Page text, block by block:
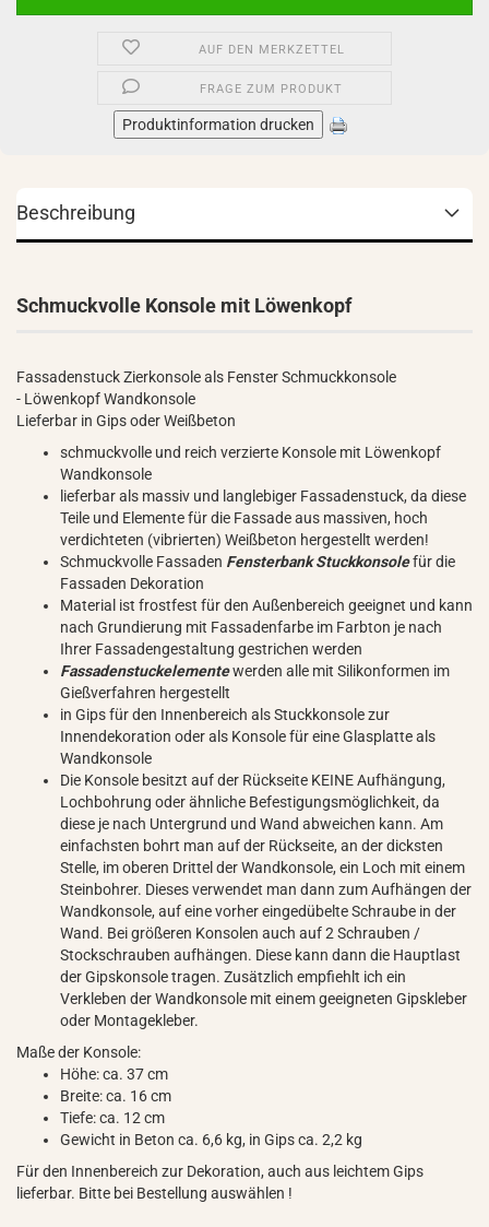
AUF DEN MERKZETTEL
FRAGE ZUM PRODUKT
Produktinformation drucken
Beschreibung
Schmuckvolle Konsole mit Löwenkopf
Fassadenstuck Zierkonsole als Fenster Schmuckkonsole
- Löwenkopf Wandkonsole
Lieferbar in Gips oder Weißbeton
schmuckvolle und reich verzierte Konsole mit Löwenkopf
Wandkonsole
lieferbar als massiv und langlebiger Fassadenstuck, da diese
Teile und Elemente für die Fassade aus massiven, hoch
verdichteten (vibrierten) Weißbeton hergestellt werden!
Schmuckvolle Fassaden Fensterbank Stuckkonsolefür die
Fassaden Dekoration
Material ist frostfest für den Außenbereich geeignet und kann
nach Grundierung mit Fassadenfarbe im Farbton je nach
Ihrer Fassadengestaltung gestrichen werden
Fassadenstuckelementewerden alle mit Silikonformen im
Gießverfahren hergestellt
in Gips für den Innenbereich als Stuckkonsole zur
Innendekoration oder als Konsole für eine Glasplatte als
Wandkonsole
Die Konsole besitzt auf der Rückseite KEINE Aufhängung,
Lochbohrung oder ähnliche Befestigungsmöglichkeit, da
diese je nach Untergrund und Wand abweichen kann. Am
einfachsten bohrt man auf der Rückseite, an der dicksten
Stelle, im oberen Drittel der Wandkonsole, ein Loch mit einem
Steinbohrer. Dieses verwendet man dann zum Aufhängen der
Wandkonsole, auf eine vorher eingedübelte Schraube in der
Wand. Bei größeren Konsolen auch auf 2 Schrauben /
Stockschrauben aufhängen. Diese kann dann die Hauptlast
der Gipskonsole tragen. Zusätzlich empfiehlt ich ein
Verkleben der Wandkonsole mit einem geeigneten Gipskleber
oder Montagekleber.
Maße der Konsole:
Höhe: ca. 37 cm
Breite: ca. 16 cm
Tiefe: ca. 12 cm
Gewicht in Beton ca. 6,6 kg, in Gips ca. 2,2 kg
Für den Innenbereich zur Dekoration, auch aus leichtem Gips
lieferbar. Bitte bei Bestellung auswählen !